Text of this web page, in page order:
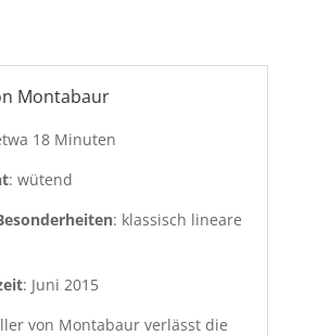
Montabaur
18 Minuten
: wütend
: klassisch lineare
: Juni 2015
von Montabaur verlässt die